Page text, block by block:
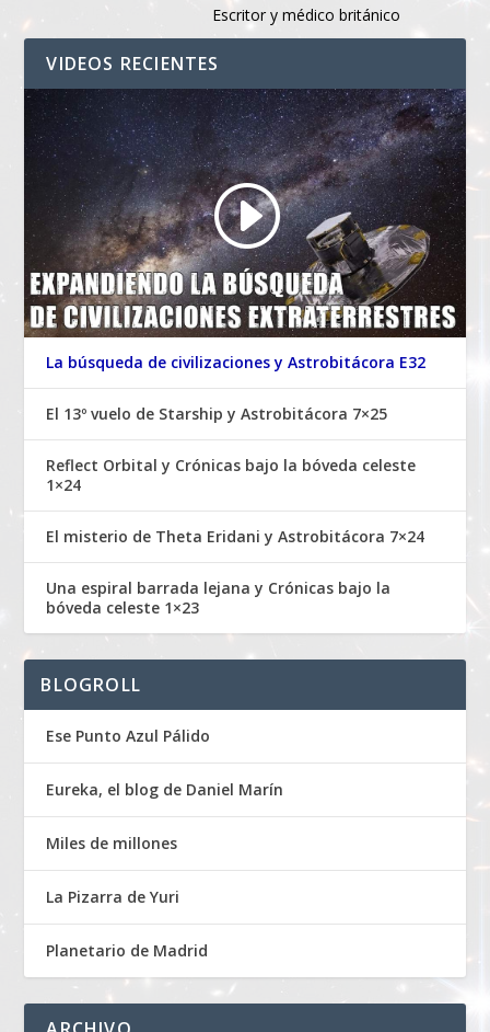
Escritor y médico británico
VIDEOS RECIENTES
La búsqueda de civilizaciones y Astrobitácora E32
El 13º vuelo de Starship y Astrobitácora 7×25
Reflect Orbital y Crónicas bajo la bóveda celeste
1×24
El misterio de Theta Eridani y Astrobitácora 7×24
Una espiral barrada lejana y Crónicas bajo la
bóveda celeste 1×23
BLOGROLL
Ese Punto Azul Pálido
Eureka, el blog de Daniel Marín
Miles de millones
La Pizarra de Yuri
Planetario de Madrid